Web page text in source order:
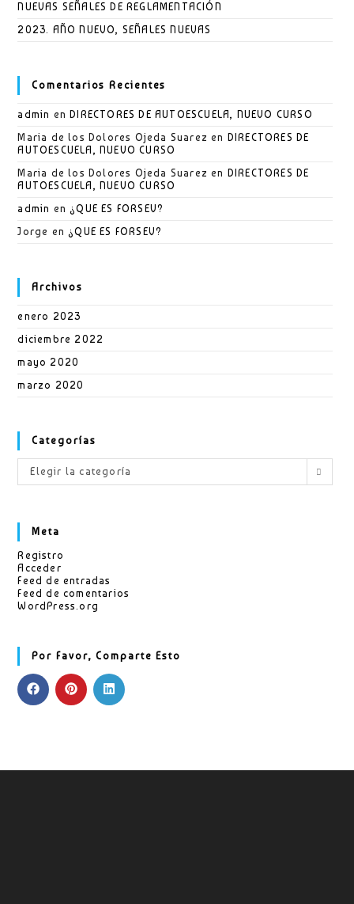
NUEVAS SEÑALES DE REGLAMENTACIÓN
2023. AÑO NUEVO, SEÑALES NUEVAS
Comentarios Recientes
admin en DIRECTORES DE AUTOESCUELA, NUEVO CURSO
Maria de los Dolores Ojeda Suarez en DIRECTORES DE
AUTOESCUELA, NUEVO CURSO
Maria de los Dolores Ojeda Suarez en DIRECTORES DE
AUTOESCUELA, NUEVO CURSO
admin en ¿QUE ES FORSEV?
Jorge en ¿QUE ES FORSEV?
Archivos
enero 2023
diciembre 2022
mayo 2020
marzo 2020
Categorías
Categorías
Elegir la categoría
Meta
Registro
Acceder
Feed de entradas
Feed de comentarios
WordPress.org
Por Favor, Comparte Esto